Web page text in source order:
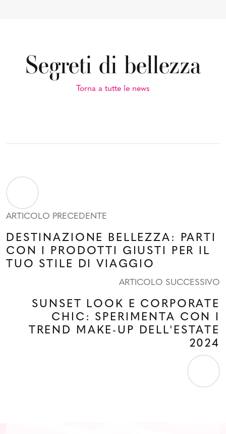
Segreti di bellezza
Torna a tutte le news
ARTICOLO PRECEDENTE
DESTINAZIONE BELLEZZA: PARTI
CON I PRODOTTI GIUSTI PER IL
TUO STILE DI VIAGGIO
ARTICOLO SUCCESSIVO
SUNSET LOOK E CORPORATE
CHIC: SPERIMENTA CON I
TREND MAKE-UP DELL'ESTATE
2024